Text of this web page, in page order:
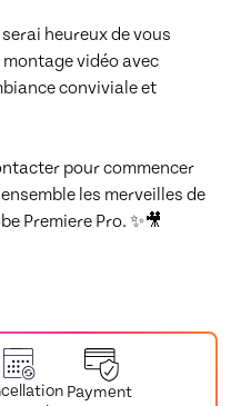
heureux de vous
montage vidéo avec
conviviale et
pour commencer
les merveilles de
Premiere Pro. ✨🎥
Payment